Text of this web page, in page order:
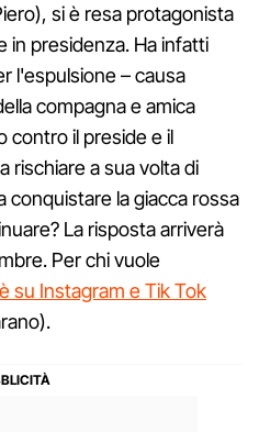
si è resa protagonista
in presidenza. Ha infatti
l'espulsione – causa
compagna e amica
contro il preside e il
rischiare a sua volta di
conquistare la giacca rossa
La risposta arriverà
Per chi vuole
su Instagram e Tik Tok